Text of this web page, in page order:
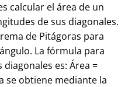
calcular el área de un
de sus diagonales.
de Pitágoras para
La fórmula para
es: Área =
se obtiene mediante la